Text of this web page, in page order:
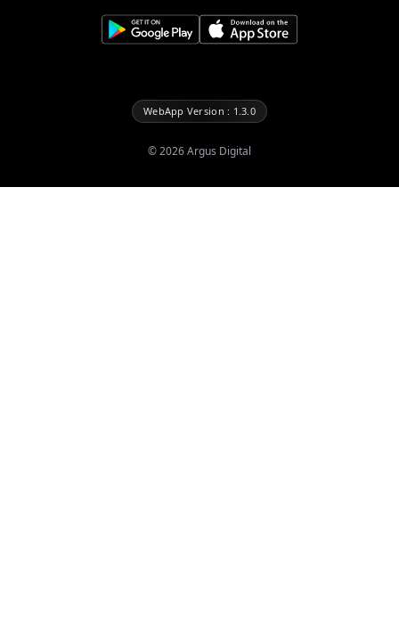
WebApp Version : 1.3.0
©2026Argus Digital